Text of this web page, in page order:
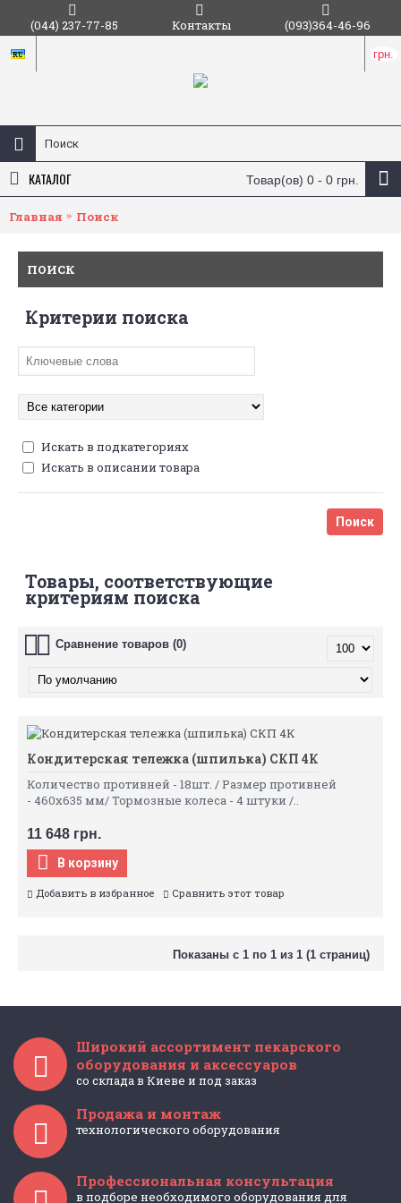
(044) 237-77-85 Контакты (093)364-46-96
грн.
Товар(ов) 0 - 0 грн.
КАТАЛОГ
Главная Поиск
ПОИСК
Критерии поиска
Искать в подкатегориях
Искать в описании товара
Товары, соответствующие
критериям поиска
Сравнение товаров (0)
Кондитерская тележка (шпилька) СКП 4К
Количество противней - 18шт. / Размер противней
- 460x635 мм/ Тормозные колеса - 4 штуки /..
11 648 грн.
В корзину
Добавить в избранное Сравнить этот товар
Показаны с 1 по 1 из 1 (1 страниц)
Широкий ассортимент пекарского
оборудования и аксессуаров
со склада в Киеве и под заказ
Продажа и монтаж
технологического оборудования
Профессиональная консультация
в подборе необходимого оборудования для